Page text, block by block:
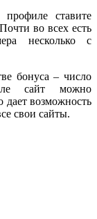
ставите
во всех есть
несколько с
бонуса – число
сайт можно
дает возможность
свои сайты.